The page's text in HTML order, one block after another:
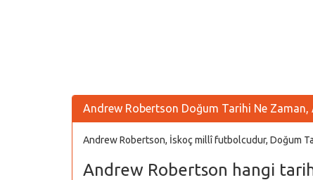
Andrew Robertson Doğum Tarihi Ne Zaman,
Andrew Robertson, İskoç millî futbolcudur, Doğum
Andrew Robertson hangi